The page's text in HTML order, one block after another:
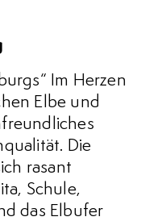
Im Herzen
Elbe und
Die
rasant
Schule,
das Elbufer